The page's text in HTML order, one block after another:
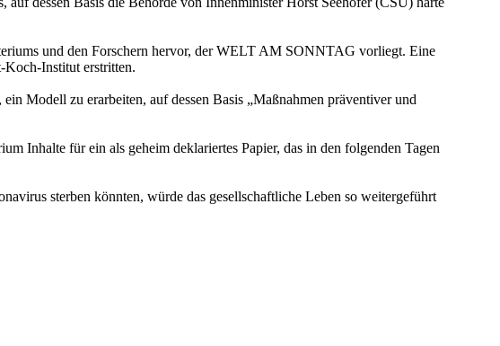
und den Forschern hervor, der WELT AM SONNTAG vorliegt. Eine
Koch-Institut erstritten.
Modell zu erarbeiten, auf dessen Basis „Maßnahmen präventiver und
Inhalte für ein als geheim deklariertes Papier, das in den folgenden Tagen
sterben könnten, würde das gesellschaftliche Leben so weitergeführt